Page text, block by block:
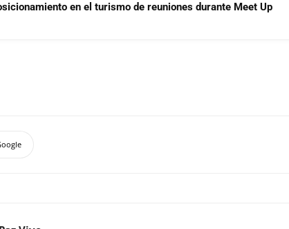
en el turismo de reuniones durante Meet Up